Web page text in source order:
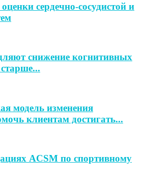
сердечно-сосудистой и
снижение когнитивных
модель изменения
клиентам достигать...
ACSM по спортивному